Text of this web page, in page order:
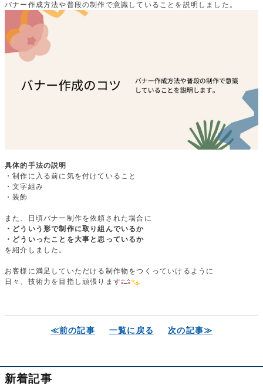
バナー作成方法や普段の制作で意識していることを説明しました。
具体的手法の説明
・制作に入る前に気を付けていること
・文字組み
・装飾
また、日頃バナー制作を依頼された場合に
・どういう形で制作に取り組んでいるか
・どういったことを大事と思っているか
を紹介しました。
お客様に満足していただける制作物をつくっていけるように
日々、技術力を目指し頑張ります
≪前の記事 一覧に戻る 次の記事≫
新着記事